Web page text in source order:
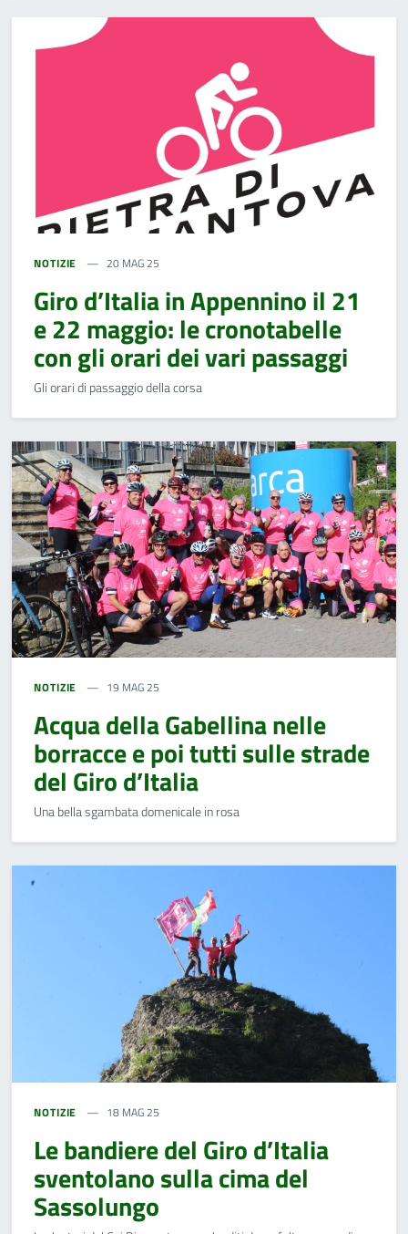
NOTIZIE 20 MAG 25
Giro d’Italia in Appennino il 21
e 22 maggio: le cronotabelle
con gli orari dei vari passaggi
Gli orari di passaggio della corsa
NOTIZIE 19 MAG 25
Acqua della Gabellina nelle
borracce e poi tutti sulle strade
del Giro d’Italia
Una bella sgambata domenicale in rosa
NOTIZIE 18 MAG 25
Le bandiere del Giro d’Italia
sventolano sulla cima del
Sassolungo